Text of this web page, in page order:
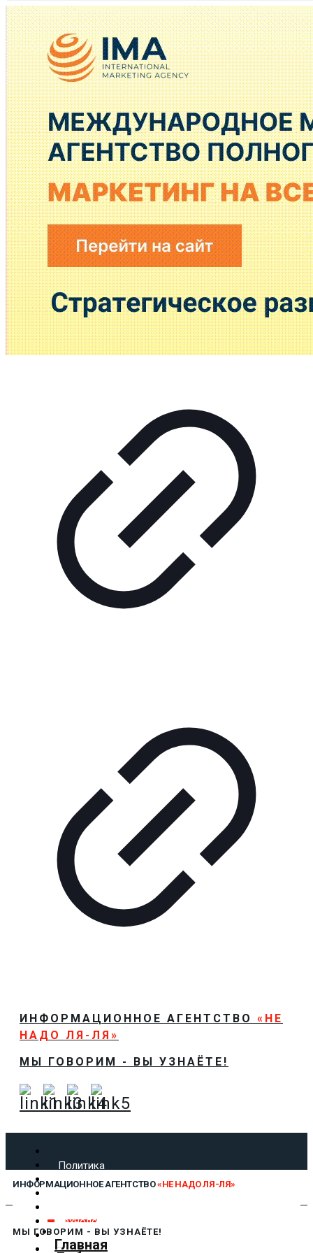
ИНФОРМАЦИОННОЕ АГЕНТСТВО «НЕ
НАДО ЛЯ-ЛЯ»
МЫ ГОВОРИМ - ВЫ УЗНАЁТЕ!
Политика
Экономика
Технологии
Культура
Предложить новость
ИНФОРМАЦИОННОЕ АГЕНТСТВО«НЕ НАДО ЛЯ-ЛЯ»
Главная
МЫ ГОВОРИМ - ВЫ УЗНАЁТЕ!